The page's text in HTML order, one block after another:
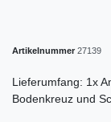
Artikelnummer 27139
Lieferumfang: 1x
Bodenkreuz und